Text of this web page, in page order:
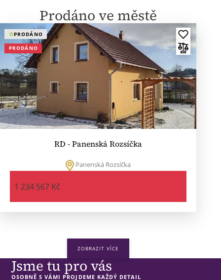
Prodáno ve městě
PRODÁNO
PRODÁNO
RD - Panenská Rozsíčka
Panenská Rozsíčka
1 234 567 Kč
ZOBRAZIT VÍCE
Jsme tu pro vás
OSOBNĚ S VÁMI PROJDEME KAŽDÝ DETAIL